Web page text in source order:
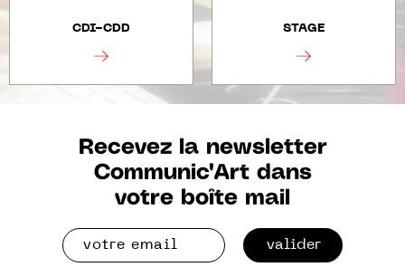
CDI-CDD STAGE
Recevez la newsletter
Communic'Art dans
votre boîte mail
valider